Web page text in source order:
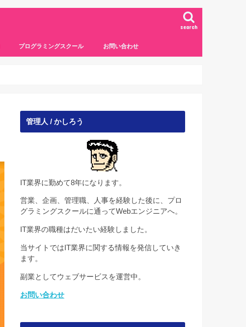
search
プログラミングスクール お問い合わせ
管理人 / かしろう
IT業界に勤めて8年になります。
営業、企画、管理職、人事を経験した後に、プロ
グラミングスクールに通ってWebエンジニアへ。
IT業界の職種はだいたい経験しました。
当サイトではIT業界に関する情報を発信していき
ます。
副業としてウェブサービスを運営中。
お問い合わせ